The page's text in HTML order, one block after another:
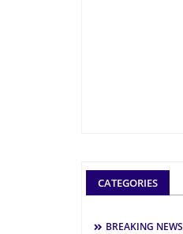
CATEGORIES
BREAKING NEWS